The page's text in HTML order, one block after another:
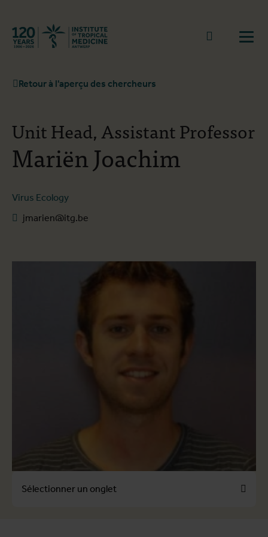
Retourner à la page d'accueil
go to
Retour à l'aperçu des chercheurs
Mariën Joachim
Unit Head, Assistant Professor
Virus Ecology
jmarien@itg.be
Sélectionner un onglet